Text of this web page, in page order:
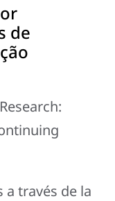
de
a través de la